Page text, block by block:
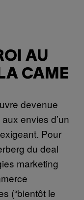
AU
CAME
devenue
envies d’un
Pour
du deal
marketing
(“bientôt le